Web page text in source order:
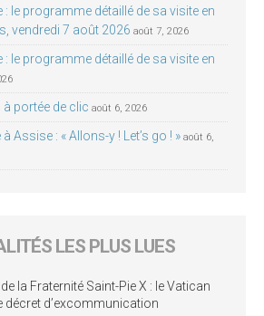
: le programme détaillé de sa visite en
vendredi 7 août 2026 août 7, 2026
: le programme détaillé de sa visite en
à portée de clic août 6, 2026
Assise : « Allons-y ! Let’s go ! » août 6,
LES PLUS LUES
la Fraternité Saint-Pie X : le Vatican
décret d’excommunication